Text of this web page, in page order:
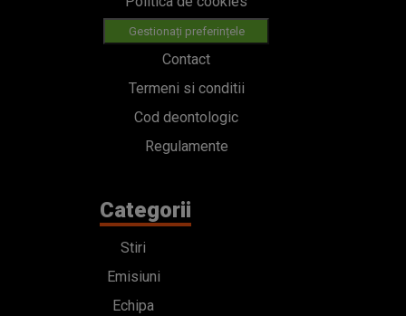
Gestionați preferințele
Contact
Termeni si conditii
Cod deontologic
Regulamente
Categorii
Stiri
Emisiuni
Echipa